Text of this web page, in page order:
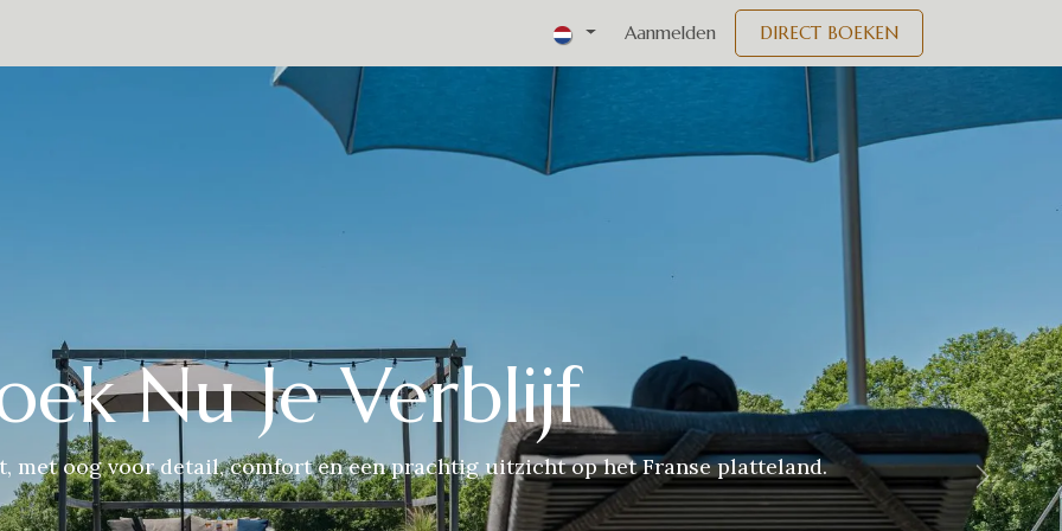
Evenementen Aanmelden DIRECT BOEKEN
Nu Je Verblijf
met oog voor detail, comfort en een prachtig uitzicht op het Franse platteland.